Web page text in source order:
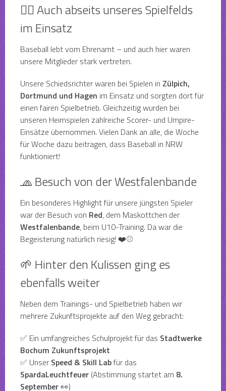
👨‍⚖️ Auch abseits unseres Spielfelds
im Einsatz
Baseball lebt vom Ehrenamt – und auch hier waren
unsere Mitglieder stark vertreten.
Unsere Schiedsrichter waren bei Spielen in Zülpich,
Dortmund und Hagen im Einsatz und sorgten dort für
einen fairen Spielbetrieb. Gleichzeitig wurden bei
unseren Heimspielen zahlreiche Scorer- und Umpire-
Einsätze übernommen. Vielen Dank an alle, die Woche
für Woche dazu beitragen, dass Baseball in NRW
funktioniert!
🧢 Besuch von der Westfalenbande
Ein besonderes Highlight für unsere jüngsten Spieler
war der Besuch von Red, dem Maskottchen der
Westfalenbande, beim U10-Training. Da war die
Begeisterung natürlich riesig! ❤️⚾
🌱 Hinter den Kulissen ging es
ebenfalls weiter
Neben dem Trainings- und Spielbetrieb haben wir
mehrere Zukunftsprojekte auf den Weg gebracht:
✅ Ein umfangreiches Schulprojekt für das Stadtwerke
Bochum Zukunftsprojekt
✅ Unser Speed & Skill Labfür das
SpardaLeuchtfeuer (Abstimmung startet am 8.
September👀)